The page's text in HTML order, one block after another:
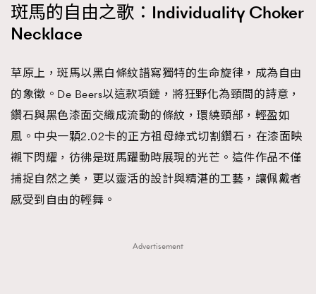
斑馬的自由之歌：Individuality Choker
Necklace
草原上，斑馬以黑白條紋譜寫獨特的生命旋律，成為自由
的象徵。De Beers以這款項鏈，將狂野化為頸間的詩意，
鑽石與黑色漆面交織成流動的條紋，環繞頸部，輕盈如
風。中央一顆2.02卡的正方祖母綠式切割鑽石，在漆面映
襯下閃耀，彷彿是斑馬躍動時展現的光芒。這件作品不僅
捕捉自然之美，更以靈活的設計與精湛的工藝，讓佩戴者
感受到自由的輕舞。
Advertisement